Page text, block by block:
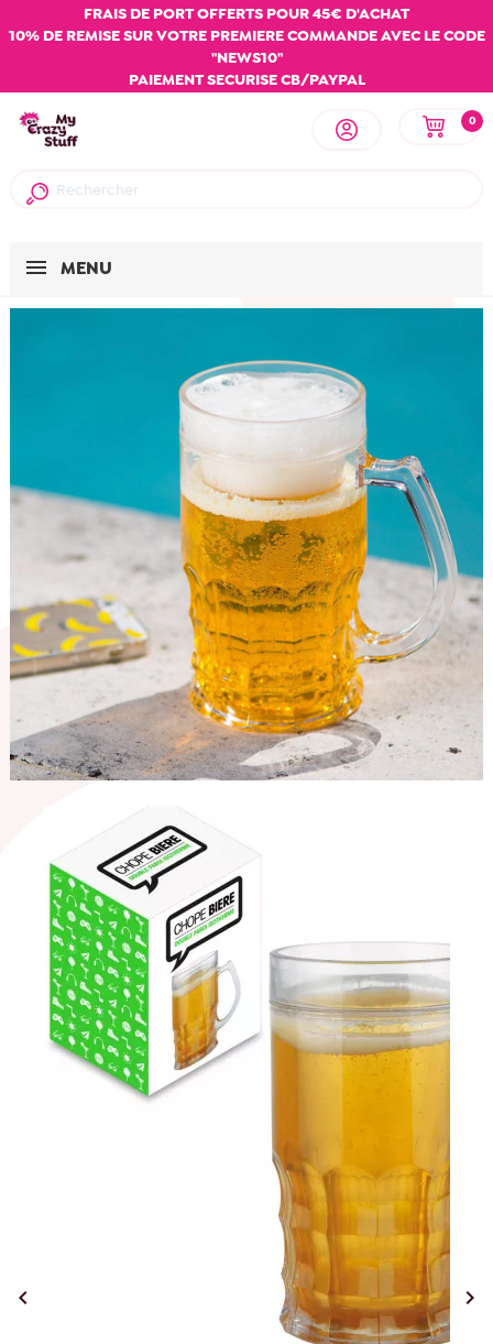
FRAIS DE PORT OFFERTS POUR 45€ D'ACHAT
10% DE REMISE SUR VOTRE PREMIERE COMMANDE AVEC LE CODE
"NEWS10"
PAIEMENT SECURISE CB/PAYPAL
0
MENU
 